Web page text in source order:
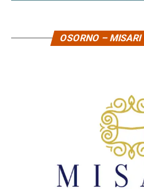
OSORNO – MISARI